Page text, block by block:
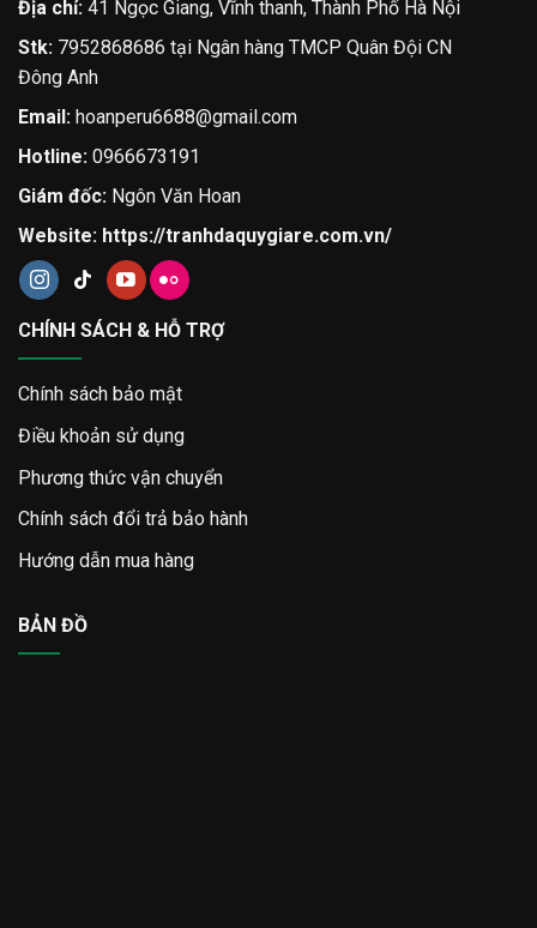
Địa chỉ:41 Ngọc Giang, Vĩnh thanh, Thành Phố Hà Nội
Stk:7952868686 tại Ngân hàng TMCP Quân Đội CN
Đông Anh
Email:hoanperu6688@gmail.com
Hotline:0966673191
Giám đốc:Ngôn Văn Hoan
Website: https://tranhdaquygiare.com.vn/
CHÍNH SÁCH & HỖ TRỢ
Chính sách bảo mật
Điều khoản sử dụng
Phương thức vận chuyển
Chính sách đổi trả bảo hành
Hướng dẫn mua hàng
BẢN ĐỒ